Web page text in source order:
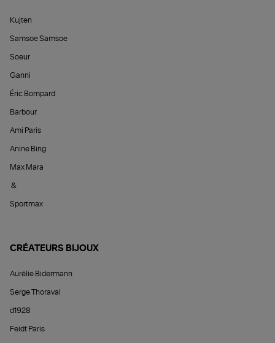
Kujten
Samsoe Samsoe
Soeur
Ganni
Éric Bompard
Barbour
Ami Paris
Anine Bing
Max Mara
&
Sportmax
CRÉATEURS BIJOUX
Aurélie Bidermann
Serge Thoraval
d1928
Feidt Paris